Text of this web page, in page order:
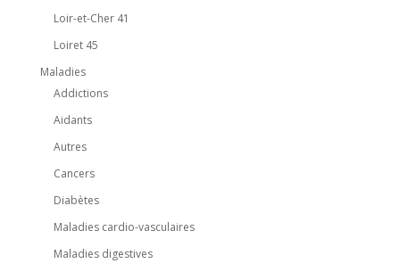
Loir-et-Cher 41
Loiret 45
Maladies
Addictions
Aidants
Autres
Cancers
Diabètes
Maladies cardio-vasculaires
Maladies digestives